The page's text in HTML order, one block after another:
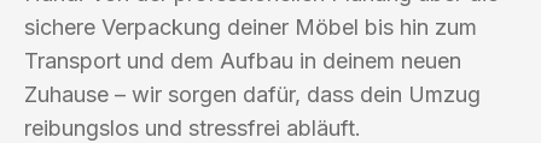
sichere Verpackung deiner Möbel bis hin zum
Transport und dem Aufbau in deinem neuen
Zuhause – wir sorgen dafür, dass dein Umzug
reibungslos und stressfrei abläuft.